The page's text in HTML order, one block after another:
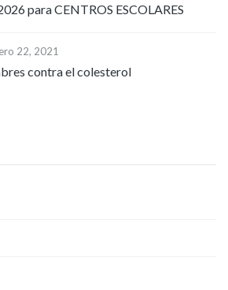
para CENTROS ESCOLARES
22, 2021
contra el colesterol